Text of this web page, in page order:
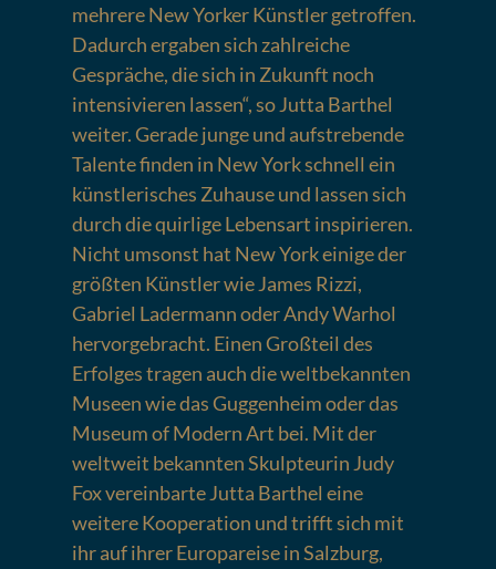
mehrere New Yorker Künstler getroffen.
Dadurch ergaben sich zahlreiche
Gespräche, die sich in Zukunft noch
intensivieren lassen“, so Jutta Barthel
weiter. Gerade junge und aufstrebende
Talente finden in New York schnell ein
künstlerisches Zuhause und lassen sich
durch die quirlige Lebensart inspirieren.
Nicht umsonst hat New York einige der
größten Künstler wie James Rizzi,
Gabriel Ladermann oder Andy Warhol
hervorgebracht. Einen Großteil des
Erfolges tragen auch die weltbekannten
Museen wie das Guggenheim oder das
Museum of Modern Art bei. Mit der
weltweit bekannten Skulpteurin Judy
Fox vereinbarte Jutta Barthel eine
weitere Kooperation und trifft sich mit
ihr auf ihrer Europareise in Salzburg,